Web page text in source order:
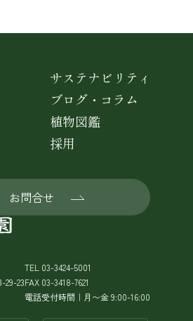
29-23
TEL 03-3424-5001
FAX 03-3418-7621
電話受付時間｜月〜金 9:00-16:00
サステナビリティ
ブログ・コラム
植物図鑑
採用
お問合せ